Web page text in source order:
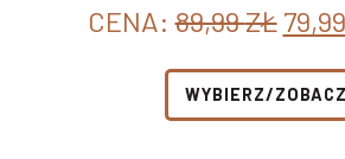
CENA:89,99ZŁ
89,99
79,99
WYBIERZ/ZOBACZ